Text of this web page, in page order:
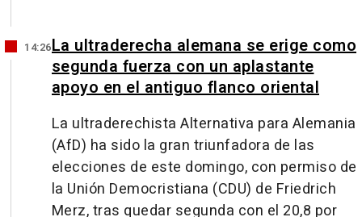
14:26La ultraderecha alemana se erige como
segunda fuerza con un aplastante
apoyo en el antiguo flanco oriental
La ultraderechista Alternativa para Alemania
(AfD) ha sido la gran triunfadora de las
elecciones de este domingo, con permiso de
la Unión Democristiana (CDU) de Friedrich
Merz, tras quedar segunda con el 20,8 por